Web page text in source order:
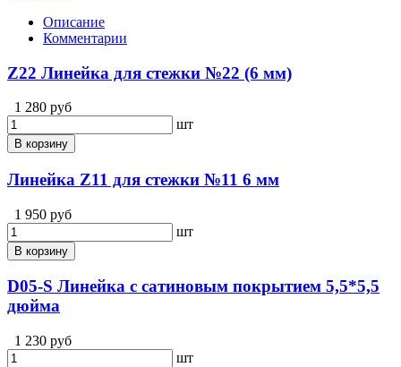
Описание
Комментарии
Z22 Линейка для стежки №22 (6 мм)
1 280 руб
шт
В корзину
Линейка Z11 для стежки №11 6 мм
1 950 руб
шт
В корзину
D05-S Линейка с сатиновым покрытием 5,5*5,5
дюйма
1 230 руб
шт